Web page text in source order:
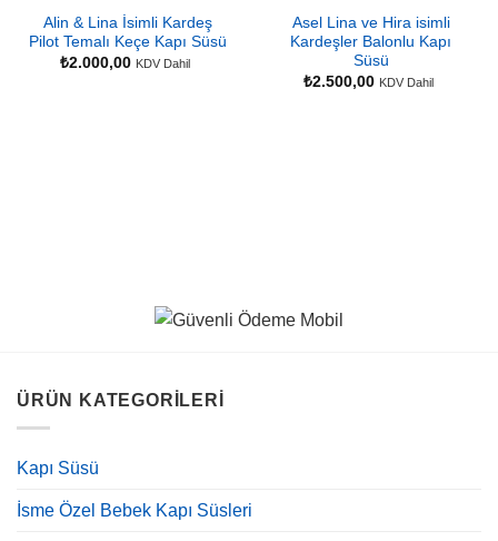
Alin & Lina İsimli Kardeş
Pilot Temalı Keçe Kapı Süsü
₺2.000,00 KDV Dahil
Asel Lina ve Hira isimli
Kardeşler Balonlu Kapı
Süsü
₺2.500,00 KDV Dahil
ÜRÜN KATEGORILERI
Kapı Süsü
İsme Özel Bebek Kapı Süsleri